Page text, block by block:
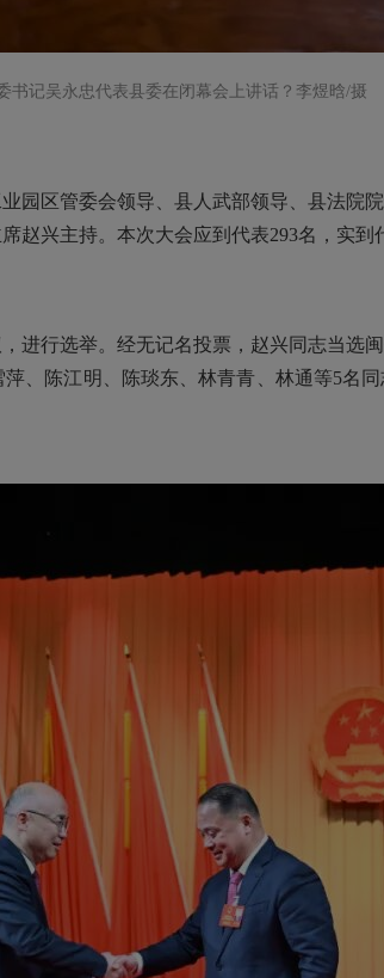
书记吴永忠代表县委在闭幕会上讲话 ？李煜晗/摄
区管委会领导、县人武部领导、县法院
兴主持。本次大会应到代表293名，实到
行选举。经无记名投票，赵兴同志当选
、陈江明、陈琰东、林青青、林通等5名